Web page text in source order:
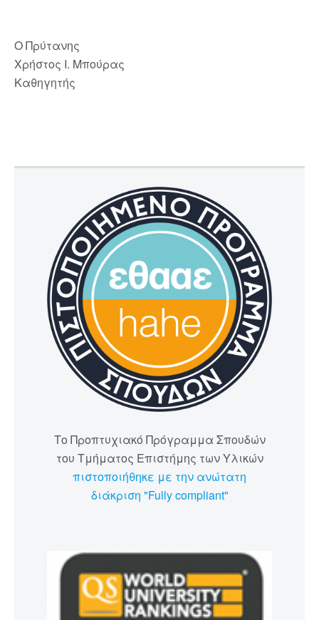
Ο Πρύτανης
Χρήστος Ι. Μπούρας
Καθηγητής
Το Προπτυχιακό Πρόγραμμα Σπουδών
του Τμήματος Επιστήμης των Υλικών
πιστοποιήθηκε με την ανώτατη
διάκριση "Fully compliant"